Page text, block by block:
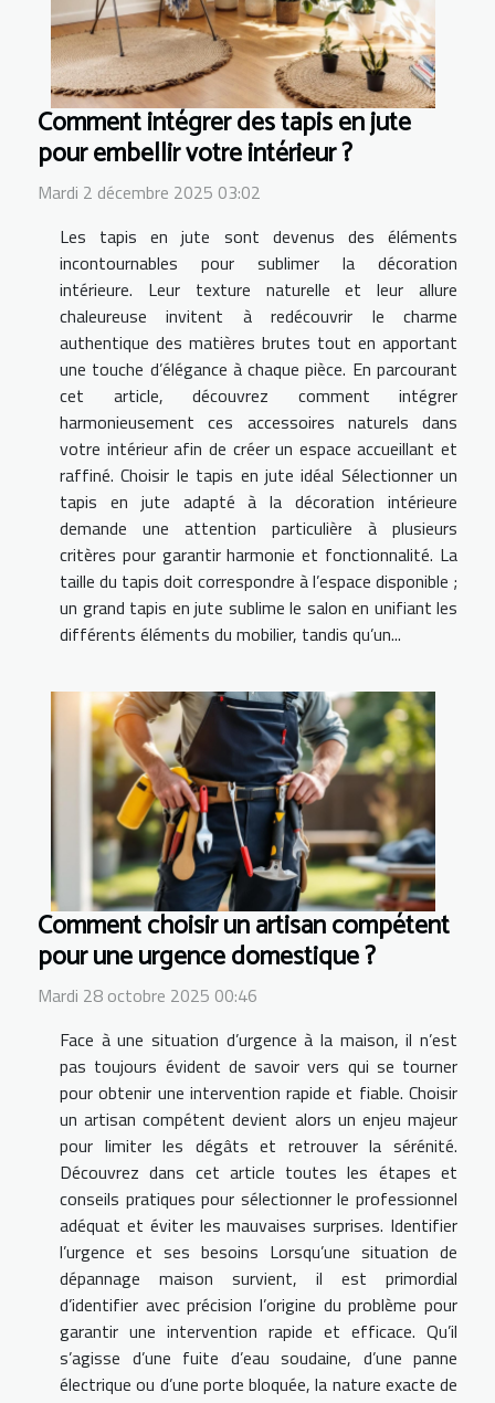
Comment intégrer des tapis en jute
pour embellir votre intérieur ?
Mardi 2 décembre 2025 03:02
Les tapis en jute sont devenus des éléments
incontournables pour sublimer la décoration
intérieure. Leur texture naturelle et leur allure
chaleureuse invitent à redécouvrir le charme
authentique des matières brutes tout en apportant
une touche d’élégance à chaque pièce. En parcourant
cet article, découvrez comment intégrer
harmonieusement ces accessoires naturels dans
votre intérieur afin de créer un espace accueillant et
raffiné. Choisir le tapis en jute idéal Sélectionner un
tapis en jute adapté à la décoration intérieure
demande une attention particulière à plusieurs
critères pour garantir harmonie et fonctionnalité. La
taille du tapis doit correspondre à l’espace disponible ;
un grand tapis en jute sublime le salon en unifiant les
différents éléments du mobilier, tandis qu’un...
Comment choisir un artisan compétent
pour une urgence domestique ?
Mardi 28 octobre 2025 00:46
Face à une situation d’urgence à la maison, il n’est
pas toujours évident de savoir vers qui se tourner
pour obtenir une intervention rapide et fiable. Choisir
un artisan compétent devient alors un enjeu majeur
pour limiter les dégâts et retrouver la sérénité.
Découvrez dans cet article toutes les étapes et
conseils pratiques pour sélectionner le professionnel
adéquat et éviter les mauvaises surprises. Identifier
l’urgence et ses besoins Lorsqu’une situation de
dépannage maison survient, il est primordial
d’identifier avec précision l’origine du problème pour
garantir une intervention rapide et efficace. Qu’il
s’agisse d’une fuite d’eau soudaine, d’une panne
électrique ou d’une porte bloquée, la nature exacte de